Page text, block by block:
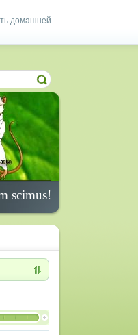
домашней
scimus!